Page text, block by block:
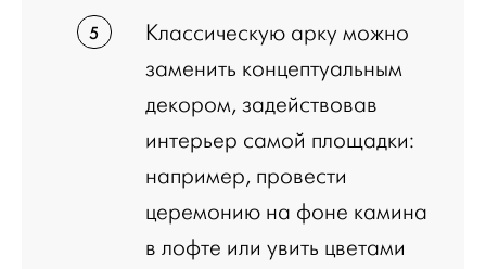
Классическую арку можно
заменить концептуальным
декором, задействовав
интерьер самой площадки:
например, провести
церемонию на фоне камина
в лофте или увить цветами